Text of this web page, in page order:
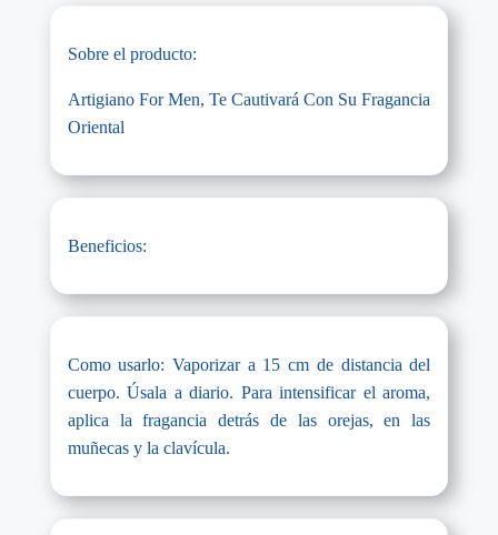
Sobre el producto:
Artigiano For Men, Te Cautivará Con Su Fragancia
Oriental
Beneficios:
Como usarlo: Vaporizar a 15 cm de distancia del
cuerpo. Úsala a diario. Para intensificar el aroma,
aplica la fragancia detrás de las orejas, en las
muñecas y la clavícula.